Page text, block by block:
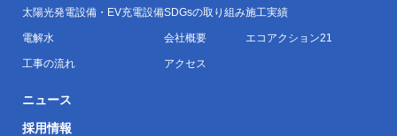
太陽光発電設備・EV充電設備
電解水
工事の流れ
SDGsの取り組み
会社概要
アクセス
施工実績
エコアクション21
ニュース
採用情報